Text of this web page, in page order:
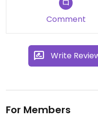
Comment
Write
For Members